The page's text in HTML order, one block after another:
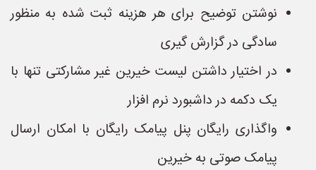
نوشتن توضیح برای هر هزینه ثبت شده به منظور
سادگی در گزارش گیری
در اختیار داشتن لیست خیرین غیر مشارکتی تنها با
یک دکمه در داشبورد نرم افزار
واگذاری رایگان پنل پیامک رایگان با امکان ارسال
پیامک صوتی به خیرین